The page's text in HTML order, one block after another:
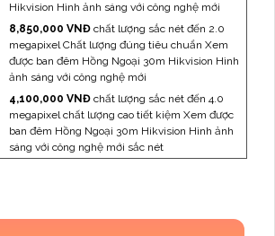
Hikvision Hình ảnh sáng với công nghệ mới
8,850,000 VNĐ chất lượng sắc nét đến 2.0
megapixel Chất lượng đúng tiêu chuẩn Xem
được ban đêm Hồng Ngoại 30m Hikvision Hình
ảnh sáng với công nghệ mới
4,100,000 VNĐ chất lượng sắc nét đến 4.0
megapixel chất lượng cao tiết kiệm Xem được
ban đêm Hồng Ngoại 30m Hikvision Hình ảnh
sáng với công nghệ mới sắc nét